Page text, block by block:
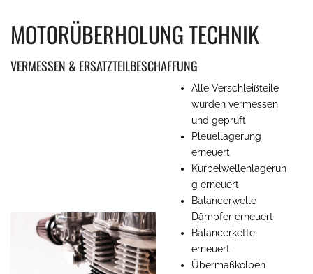
MOTORÜBERHOLUNG TECHNIK
VERMESSEN & ERSATZTEILBESCHAFFUNG
Alle Verschleißteile
wurden vermessen
und geprüft
Pleuellagerung
erneuert
Kurbelwellenlagerun
g erneuert
Balancerwelle
Dämpfer erneuert
Balancerkette
erneuert
Übermaßkolben